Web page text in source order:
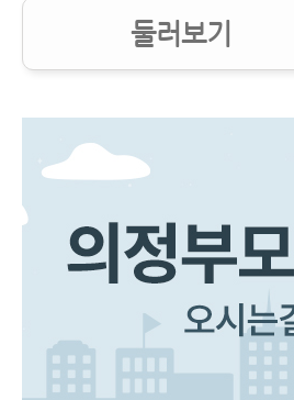
교통사고한의원 제
교통사고후유증한
대로 고르는 7가지
교통사고한의원 치
교통사고한의원 한
교통사고병원에서
은 분이 잘 모르는 이
둘러보기